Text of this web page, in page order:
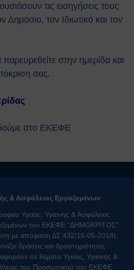
κέντρου ΕΚΕΦΕ
“Δημόκριτος”
Οδηγοί ΥΑΕ
Ακτινοβολία
Kινδύνου
Ηλεκτρικός Κίνδυνος
για Επισκέπτες
for Visitors
Είσοδος Εκπαιδευόμενου
Συνεργάτη
Βοήθειες
Μαθήματα καρδιοαναπνευστικής
τις εισηγήσεις τους
Δημόσιο, τον Ιδιωτικό και τον
στην ημερίδα και
σας.
στο ΕΚΕΦΕ
& Ασφάλειας Εργαζομένων
Υγείας, Υγιεινής & Ασφάλειας
του ΕΚΕΦΕ “ΔΗΜΟΚΡΙΤΟΣ”
με απόφαση ΔΣ 432/16-05-2018),
δράσεις και δραστηριότητες
σε θέματα Υγείας, Υγιεινής &
του Προσωπικού του ΕΚΕΦΕ